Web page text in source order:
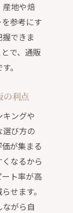
方法
ー豆の
徴を比
販で知
豆を
性発見
見極め
産地や焙
参考にす
できま
で、通販
。
の利点
ングや
び方の
が集まる
なるから
ト率が高
せます。
がら自